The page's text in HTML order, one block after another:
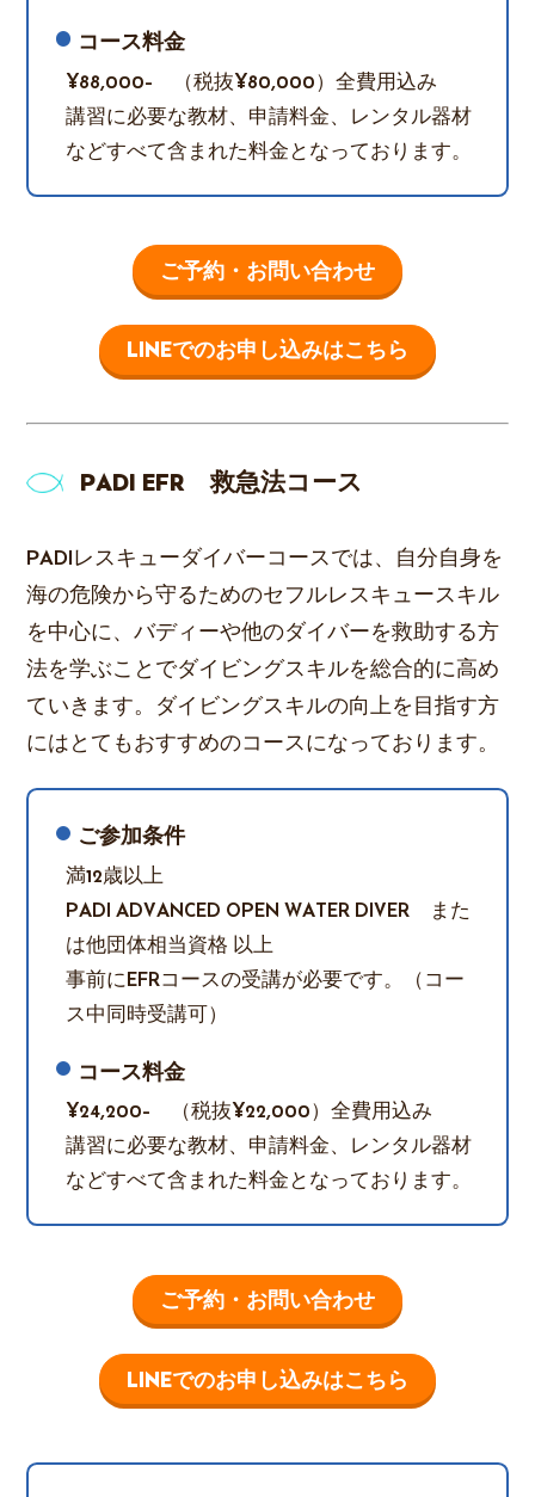
コース料金
¥88,000- （税抜¥80,000）全費用込み
講習に必要な教材、申請料金、レンタル器材
などすべて含まれた料金となっております。
ご予約・お問い合わせ
LINEでのお申し込みはこちら
PADI EFR 救急法コース
PADIレスキューダイバーコースでは、自分自身を
海の危険から守るためのセフルレスキュースキル
を中心に、バディーや他のダイバーを救助する方
法を学ぶことでダイビングスキルを総合的に高め
ていきます。ダイビングスキルの向上を目指す方
にはとてもおすすめのコースになっております。
ご参加条件
満12歳以上
PADI ADVANCED OPEN WATER DIVER また
は他団体相当資格 以上
事前にEFRコースの受講が必要です。（コー
ス中同時受講可）
コース料金
¥24,200- （税抜¥22,000）全費用込み
講習に必要な教材、申請料金、レンタル器材
などすべて含まれた料金となっております。
ご予約・お問い合わせ
LINEでのお申し込みはこちら